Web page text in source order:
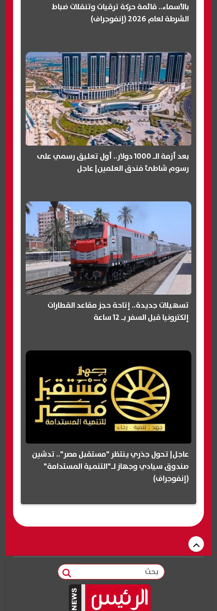
بالأسماء.. قائمة حركة ترقيات وتنقلات ضباط
الشرطة لعام 2026 (إنفوجراف)
بعد أزمة الـ 1000 دولار.. أول تعليق رسمي على
رسوم شاطئ فندق العلمين| عاجل
تسهيلات جديدة.. إتاحة حجز مقاعد القطارات
إلكترونيا قبل السفر بـ 12 ساعة
عاجل| تحول جذري ينتظر "مستقبل مصر".. تدشين
صندوق سيادي وجهاز لـ"التنمية المستدامة"
(إنفوجراف)
بحث